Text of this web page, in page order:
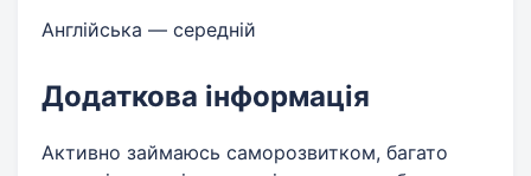
Англійська — середній
Додаткова інформація
Активно займаюсь саморозвитком, багато